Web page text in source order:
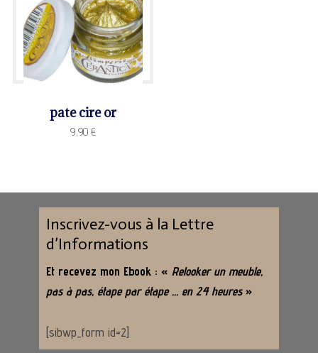
pate cire or
9,90€
Inscrivez-vous à la Lettre
d’Informations
Et recevez mon Ebook : « Relooker un meuble,
pas à pas, étape par étape … en 24 heures »
[sibwp_form id=2]